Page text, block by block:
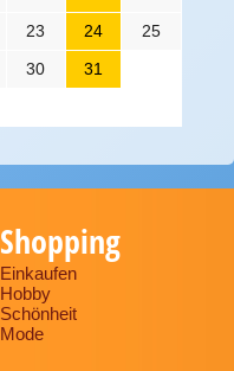
23 24
25
30 31
Shopping
Einkaufen
Hobby
Schönheit
Mode